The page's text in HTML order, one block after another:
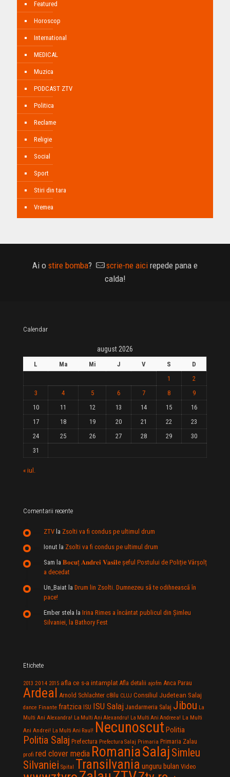
Featured
Horoscop
International
MEDICAL
Muzica
PODCAST ZTV
Politica
Reclame
Religie
Social
Sport
Stiri din tara
Vremea
Ai o stire bomba? scrie-ne aici repede pana e
calda!
Calendar
august 2026
L Ma Mi J V S
D
1
2
3
4 5 6 7 8
9
10
11 12 13 14 15
16
17
18 19 20 21 22
23
24
25 26 27 28 29
30
31
« iul.
Comentarii recente
ZTV la Zsolti va fi condus pe ultimul drum
Ionut la Zsolti va fi condus pe ultimul drum
Sam la 𝐁𝐨𝐜𝐮ț 𝐀𝐧𝐝𝐫𝐞𝐢 𝐕𝐚𝐬𝐢𝐥e şeful Postului de Poliție Vârșolț
a decedat
Un_Baiat la Drum lin Zsolti. Dumnezeu sã te odihneascã în
pace!
Ember stela la Irina Rimes a încântat publicul din Şimleu
Silvaniei, la Bathory Fest
Etichete
2013 2014 2015 afla ce s-a intamplat Afla detalii ajofm Anca Parau
Ardeal Arnold Schlachter c8ilu CLUJ Consiliul Judetean Salaj
dance Finante fratzica ISU ISU Salaj Jandarmeria Salaj Jibou La
Multi Ani Alexandra! La Multi Ani Alexandru! La Multi Ani Andreea! La Multi
Ani Andrei! La Multi Ani Raul! Necunoscut Politia
Politia Salaj Prefectura Prefectura Salaj Primaria Primaria Zalau
profi red clover media RomaniaSalaj Simleu
Silvaniei Spital Transilvania unguru bulan Video